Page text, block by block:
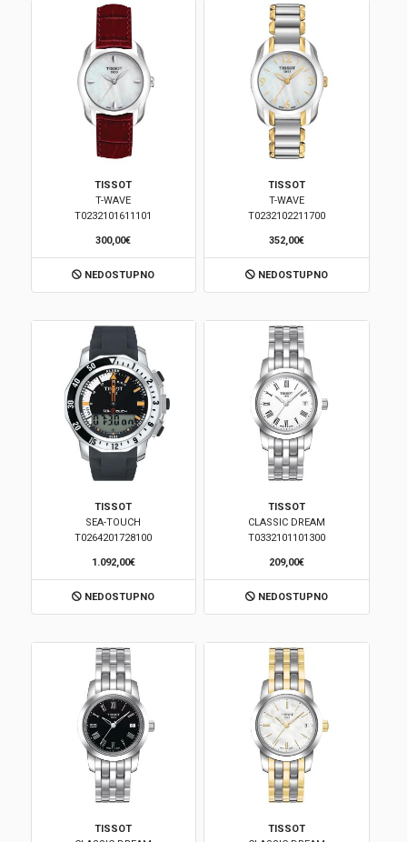
TISSOT
T-WAVE
T0232101611101
300,00€
NEDOSTUPNO
TISSOT
T-WAVE
T0232102211700
352,00€
NEDOSTUPNO
TISSOT
SEA-TOUCH
T0264201728100
1.092,00€
NEDOSTUPNO
TISSOT
CLASSIC DREAM
T0332101101300
209,00€
NEDOSTUPNO
TISSOT
TISSOT